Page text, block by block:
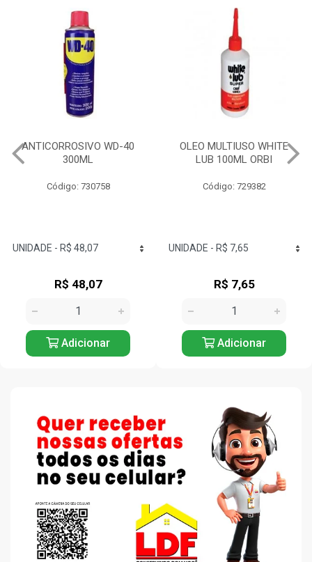
ANTICORROSIVO WD-40
300ML
Código: 730758
R$ 48,07
Adicionar
OLEO MULTIUSO WHITE
LUB 100ML ORBI
Código: 729382
R$ 7,65
Adicionar